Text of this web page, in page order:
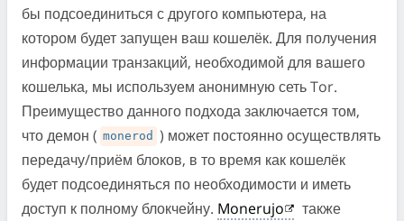
бы подсоединиться с другого компьютера, на
котором будет запущен ваш кошелёк. Для получения
информации транзакций, необходимой для вашего
кошелька, мы используем анонимную сеть Tor.
Преимущество данного подхода заключается том,
что демон ( monerod ) может постоянно осуществлять
передачу/приём блоков, в то время как кошелёк
будет подсоединяться по необходимости и иметь
доступ к полному блокчейну. Monerujo
также